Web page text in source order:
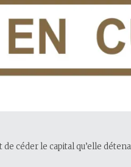
céder le capital qu’elle